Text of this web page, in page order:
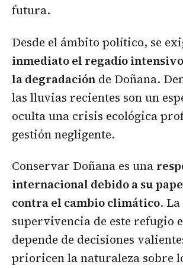
futura.
Desde el ámbito político, se
inmediato el regadío
la degradación de Doñana.
las lluvias recientes son un
oculta una crisis ecológica
gestión negligente.
Conservar Doñana es una
internacional debido a su
contra el cambio climático. La
supervivencia de este refugio
depende de decisiones
prioricen la naturaleza sobre